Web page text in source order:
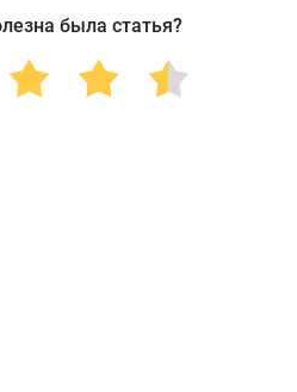
была статья?